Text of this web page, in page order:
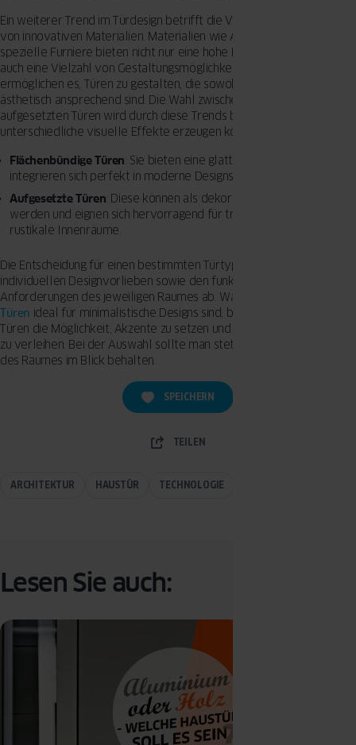
Ein weiterer Trend im Türdesign betrifft die Verwendung
von innovativen Materialien. Materialien wie Aluminium oder
spezielle Furniere bieten nicht nur eine hohe Funktionalität, sondern
auch eine Vielzahl von Gestaltungsmöglichkeiten. Diese Materialien
ermöglichen es, Türen zu gestalten, die sowohl robust als auch
ästhetisch ansprechend sind. Die Wahl zwischen flächenbündigen und
aufgesetzten Türen wird durch diese Trends beeinflusst, da sie
unterschiedliche visuelle Effekte erzeugen können:
Flächenbündige Türen: Sie bieten eine glatte Oberfläche und
integrieren sich perfekt in moderne Designs.
Aufgesetzte Türen: Diese können als dekorative Elemente genutzt
werden und eignen sich hervorragend für traditionelle oder
rustikale Innenräume.
Die Entscheidung für einen bestimmten Türtyp hängt oft von den
individuellen Designvorlieben sowie den funktionalen
Anforderungen des jeweiligen Raumes ab. Während flächenbündige
Türen ideal für minimalistische Designs sind, bieten aufgesetzte
Türen die Möglichkeit, Akzente zu setzen und dem Raum Charakter
zu verleihen. Bei der Auswahl sollte man stets die Gesamtästhetik
des Raumes im Blick behalten.
SPEICHERN
TEILEN
ARCHITEKTUR HAUSTÜR TECHNOLOGIE
Lesen Sie auch: